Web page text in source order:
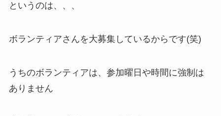
というのは、、、
ボランティアさんを大募集しているからです(笑)
うちのボランティアは、参加曜日や時間に強制は
ありません